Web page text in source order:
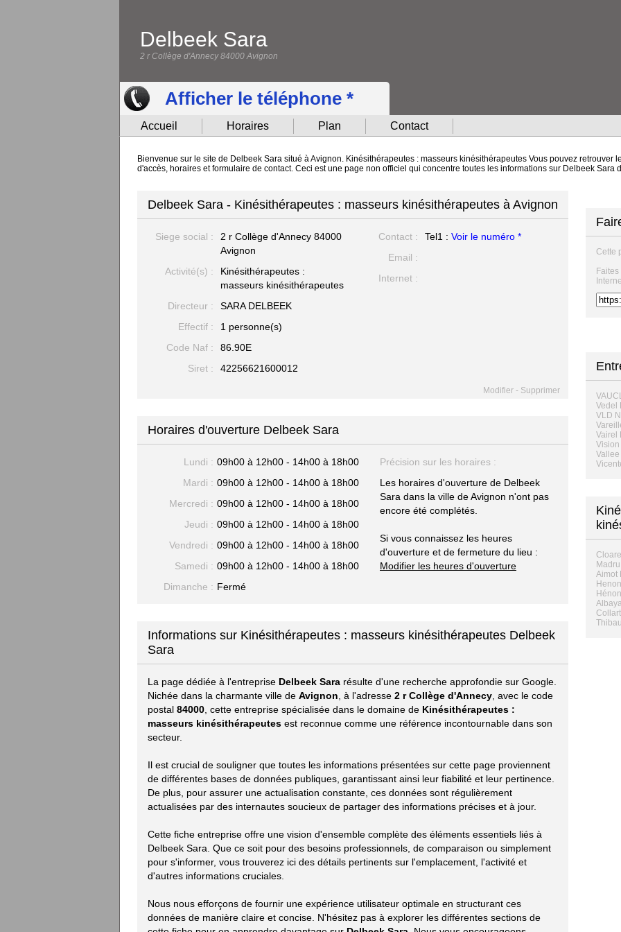
Delbeek Sara
2 r Collège d'Annecy 84000 Avignon
Afficher le téléphone *
Accueil Horaires Plan Contact
Bienvenue sur le site de Delbeek Sara situé à Avignon. Kinésithérapeutes : masseurs kinésithérapeutes Vous pouvez retrouver
d'accès, horaires et formulaire de contact. Ceci est une page non officiel qui concentre toutes les informations sur Delbeek Sara
Delbeek Sara - Kinésithérapeutes : masseurs kinésithérapeutes à Avignon
Siege social : 2 r Collège d'Annecy 84000
Avignon
Activité(s) :
Kinésithérapeutes :
masseurs kinésithérapeutes
Directeur :
SARA DELBEEK
Effectif :
1 personne(s)
Code Naf :
86.90E
Siret :
42256621600012
Contact : Tel1 : Voir le numéro *
Email :
Internet :
Modifier - Supprimer
Horaires d'ouverture Delbeek Sara
Lundi : 09h00 à 12h00 - 14h00 à 18h00
Mardi : 09h00 à 12h00 - 14h00 à 18h00
Mercredi : 09h00 à 12h00 - 14h00 à 18h00
Jeudi : 09h00 à 12h00 - 14h00 à 18h00
Vendredi : 09h00 à 12h00 - 14h00 à 18h00
Samedi : 09h00 à 12h00 - 14h00 à 18h00
Dimanche : Fermé
Précision sur les horaires :
Les horaires d'ouverture de Delbeek
Sara dans la ville de Avignon n'ont pas
encore été complétés.
Si vous connaissez les heures
d'ouverture et de fermeture du lieu :
Modifier les heures d'ouverture
Informations sur Kinésithérapeutes : masseurs kinésithérapeutes Delbeek
Sara
La page dédiée à l'entreprise Delbeek Sara résulte d'une recherche approfondie sur Google.
Nichée dans la charmante ville de Avignon , à l'adresse 2 r Collège d'Annecy , avec le code
postal 84000 , cette entreprise spécialisée dans le domaine de Kinésithérapeutes :
masseurs kinésithérapeutes est reconnue comme une référence incontournable dans son
secteur.
Il est crucial de souligner que toutes les informations présentées sur cette page proviennent
de différentes bases de données publiques, garantissant ainsi leur fiabilité et leur pertinence.
De plus, pour assurer une actualisation constante, ces données sont régulièrement
actualisées par des internautes soucieux de partager des informations précises et à jour.
Cette fiche entreprise offre une vision d'ensemble complète des éléments essentiels liés à
Delbeek Sara. Que ce soit pour des besoins professionnels, de comparaison ou simplement
pour s'informer, vous trouverez ici des détails pertinents sur l'emplacement, l'activité et
d'autres informations cruciales.
Nous nous efforçons de fournir une expérience utilisateur optimale en structurant ces
données de manière claire et concise. N'hésitez pas à explorer les différentes sections de
Cette
Vedel
VLD
Vairel
Aimot